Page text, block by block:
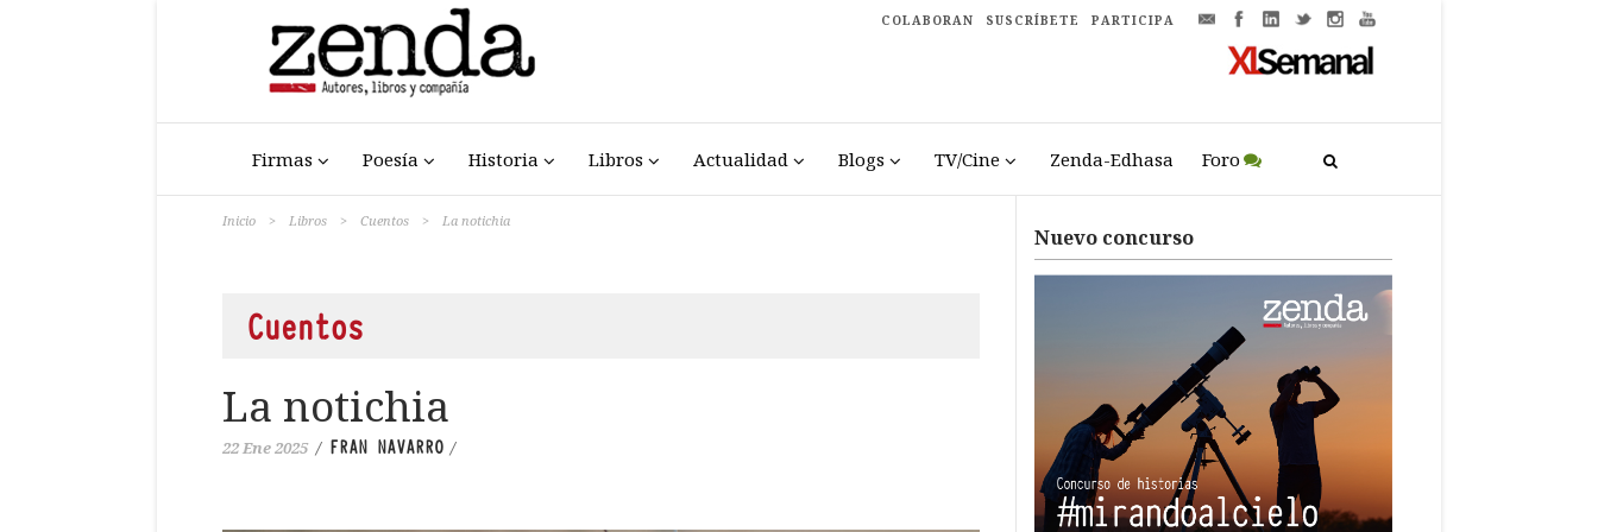
COLABORAN SUSCRÍBETE PARTICIPA
Firmas Poesía Historia Libros Actualidad Blogs TV/Cine Zenda-Edhasa Foro
Inicio > Libros > Cuentos > La notichia
Cuentos
La notichia
22 Ene 2025 / FRAN NAVARRO /
Nuevo concurso